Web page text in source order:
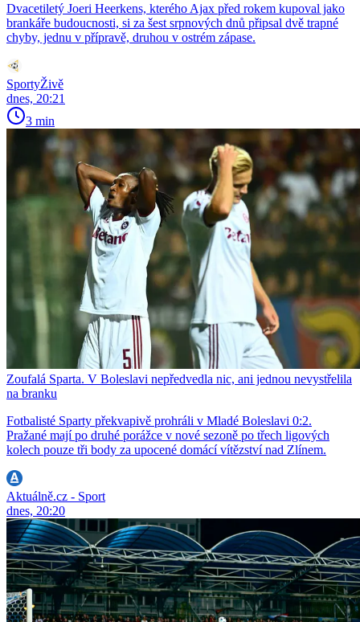
Dvacetiletý Joeri Heerkens, kterého Ajax před rokem kupoval jako
brankáře budoucnosti, si za šest srpnových dnů připsal dvě trapné
chyby, jednu v přípravě, druhou v ostrém zápase.
SportyŽivě
dnes, 20:21
3 min
Zoufalá Sparta. V Boleslavi nepředvedla nic, ani jednou nevystřelila
na branku
Fotbalisté Sparty překvapivě prohráli v Mladé Boleslavi 0:2.
Pražané mají po druhé porážce v nové sezoně po třech ligových
kolech pouze tři body za upocené domácí vítězství nad Zlínem.
Aktuálně.cz - Sport
dnes, 20:20